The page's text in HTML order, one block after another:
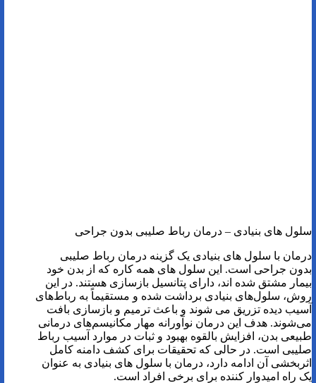
سلول های بنیادی – درمان رباط صلیبی بدون جراحی
درمان با سلول های بنیادی یک گزینه درمان رباط صلیبی
بدون جراحی است. این سلول های همه کاره که از بدن خود
بیمار مشتق شده اند، دارای پتانسیل بازسازی هستند. در این
روش، سلول‌های بنیادی برداشت شده و مستقیماً به رباط‌های
آسیب دیده تزریق می‌ شوند و باعث ترمیم و بازسازی بافت
می‌شوند. هدف این درمان نوآورانه مهار مکانیسم‌های درمانی
طبیعی بدن، افزایش بالقوه بهبود و ثبات در موارد آسیب رباط
صلیبی است. در حالی که تحقیقات برای کشف دامنه کامل
اثربخشی آن ادامه دارد، درمان با سلول های بنیادی به عنوان
یک راه امیدوار کننده برای برخی افراد است.